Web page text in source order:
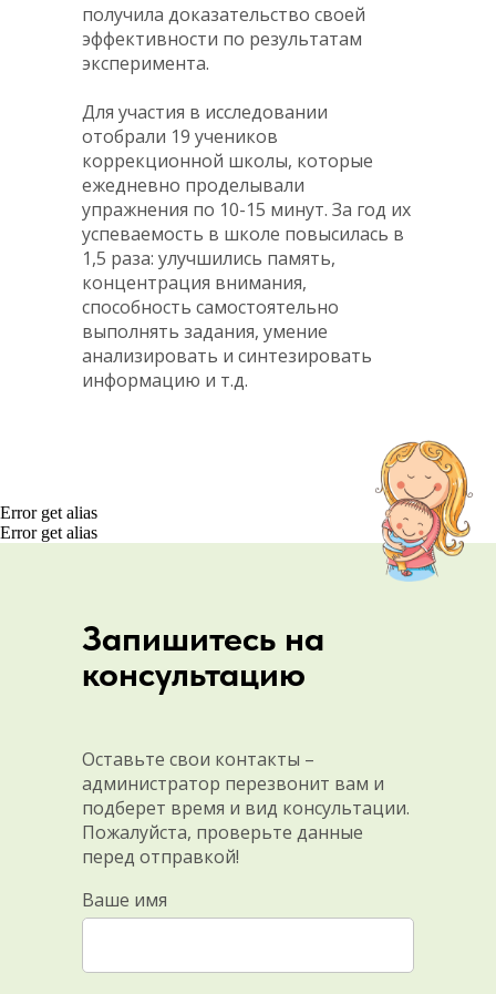
получила доказательство своей
эффективности по результатам
эксперимента.
Для участия в исследовании
отобрали 19 учеников
коррекционной школы, которые
ежедневно проделывали
упражнения по 10-15 минут. За год их
успеваемость в школе повысилась в
1,5 раза: улучшились память,
концентрация внимания,
способность самостоятельно
выполнять задания, умение
анализировать и синтезировать
информацию и т.д.
Error get alias
Error get alias
Запишитесь на
консультацию
Оставьте свои контакты –
администратор перезвонит вам и
подберет время и вид консультации.
Пожалуйста, проверьте данные
перед отправкой!
Ваше имя